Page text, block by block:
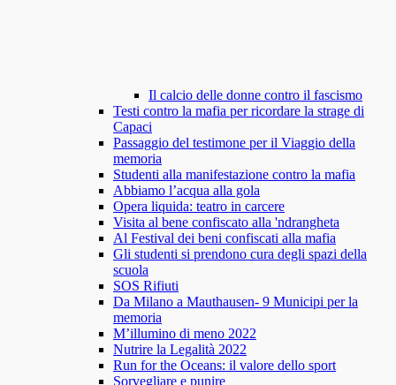
Il calcio delle donne contro il fascismo
Testi contro la mafia per ricordare la strage di
Capaci
Passaggio del testimone per il Viaggio della
memoria
Studenti alla manifestazione contro la mafia
Abbiamo l’acqua alla gola
Opera liquida: teatro in carcere
Visita al bene confiscato alla 'ndrangheta
Al Festival dei beni confiscati alla mafia
Gli studenti si prendono cura degli spazi della
scuola
SOS Rifiuti
Da Milano a Mauthausen- 9 Municipi per la
memoria
M’illumino di meno 2022
Nutrire la Legalità 2022
Run for the Oceans: il valore dello sport
Sorvegliare e punire